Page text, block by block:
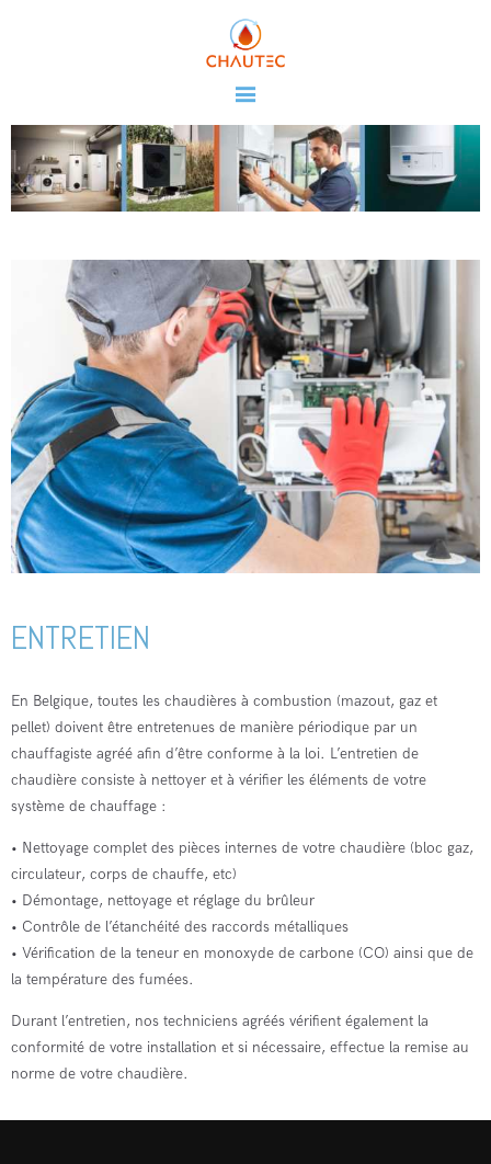
NOS SERVICES
NOS REALISATIONS
CONTACT
ENTRETIEN
En Belgique, toutes les chaudières à combustion (mazout, gaz et
pellet) doivent être entretenues de manière périodique par un
chauffagiste agréé afin d’être conforme à la loi. L’entretien de
chaudière consiste à nettoyer et à vérifier les éléments de votre
système de chauffage :
• Nettoyage complet des pièces internes de votre chaudière (bloc gaz,
circulateur, corps de chauffe, etc)
• Démontage, nettoyage et réglage du brûleur
• Contrôle de l’étanchéité des raccords métalliques
• Vérification de la teneur en monoxyde de carbone (CO) ainsi que de
la température des fumées.
Durant l’entretien, nos techniciens agréés vérifient également la
conformité de votre installation et si nécessaire, effectue la remise au
norme de votre chaudière.